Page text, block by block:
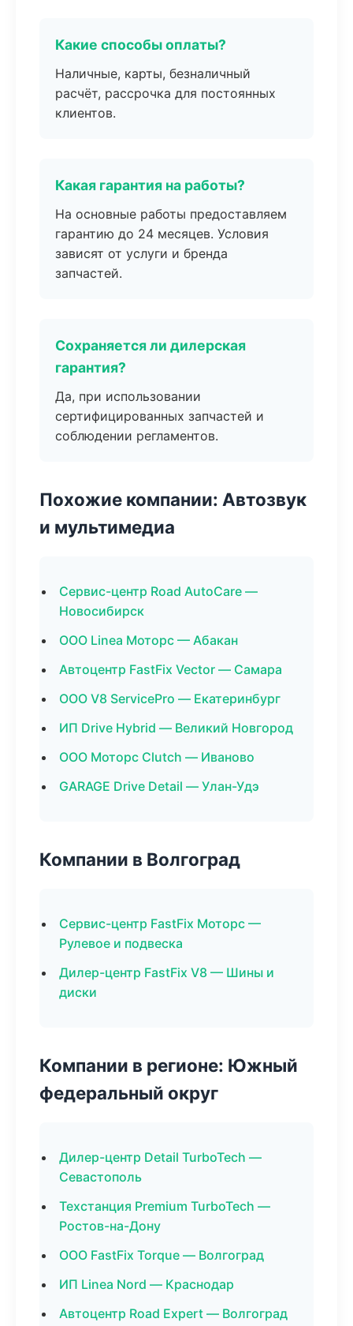
Какие способы оплаты?
Наличные, карты, безналичный
расчёт, рассрочка для постоянных
клиентов.
Какая гарантия на работы?
На основные работы предоставляем
гарантию до 24 месяцев. Условия
зависят от услуги и бренда
запчастей.
Сохраняется ли дилерская
гарантия?
Да, при использовании
сертифицированных запчастей и
соблюдении регламентов.
Похожие компании: Автозвук
и мультимедиа
Сервис-центр Road AutoCare —
Новосибирск
ООО Linea Моторс — Абакан
Автоцентр FastFix Vector — Самара
ООО V8 ServicePro — Екатеринбург
ИП Drive Hybrid — Великий Новгород
ООО Моторс Clutch — Иваново
GARAGE Drive Detail — Улан-Удэ
Компании в Волгоград
Сервис-центр FastFix Моторс —
Рулевое и подвеска
Дилер-центр FastFix V8 — Шины и
диски
Компании в регионе: Южный
федеральный округ
Дилер-центр Detail TurboTech —
Севастополь
Техстанция Premium TurboTech —
Ростов-на-Дону
ООО FastFix Torque — Волгоград
ИП Linea Nord — Краснодар
Автоцентр Road Expert — Волгоград